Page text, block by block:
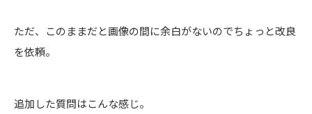
ただ、このままだと画像の間に余白がないのでちょっと改良
を依頼。
追加した質問はこんな感じ。